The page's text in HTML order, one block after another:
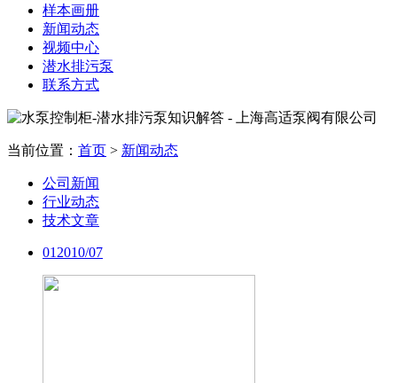
样本画册
新闻动态
视频中心
潜水排污泵
联系方式
当前位置： 首页 > 新闻动态
公司新闻
行业动态
技术文章
01 2010/07